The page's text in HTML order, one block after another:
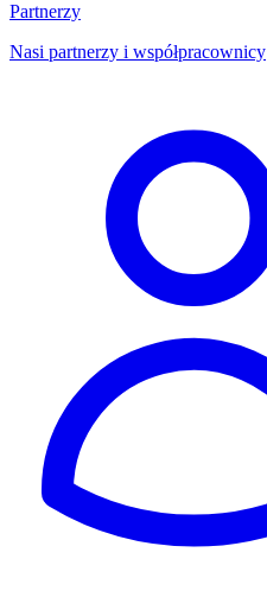
Partnerzy
Nasi partnerzy i współpracownicy